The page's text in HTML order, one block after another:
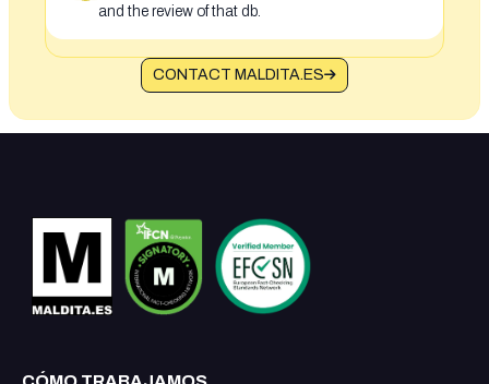
and the review of that db.
CONTACT MALDITA.ES